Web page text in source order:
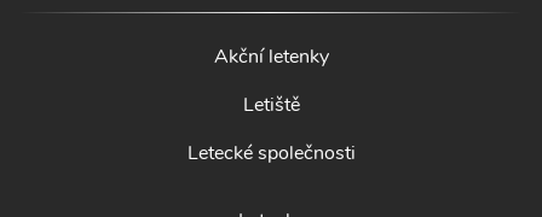
Akční letenky
Letiště
Letecké společnosti